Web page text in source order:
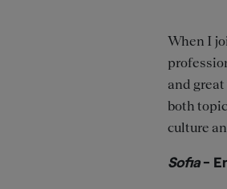
When I
and
both
culture
Sofia-